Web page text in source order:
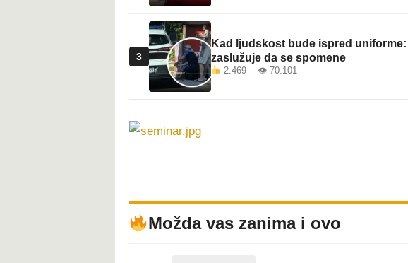
3
Kad ljudskost bude ispred
zaslužuje da se spomene
2.469 👁 70.101
Možda vas zanima i ovo